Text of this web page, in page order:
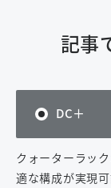
記事
DC＋
クォーターラッ
適な構成が実現